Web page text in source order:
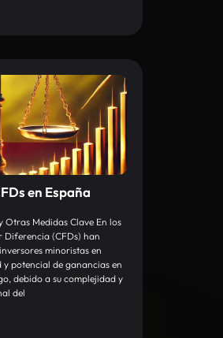
en España
Otras Medidas Clave En los
Diferencia (CFDs) han
minoristas en
potencial de ganancias en
debido a su complejidad y
del